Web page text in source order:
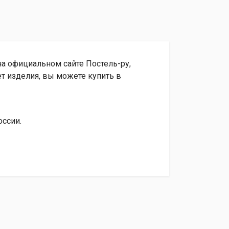
официальном сайте Постель-ру,
изделия, вы можете купить в